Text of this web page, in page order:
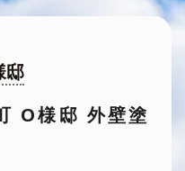
邸
O様邸 外壁塗